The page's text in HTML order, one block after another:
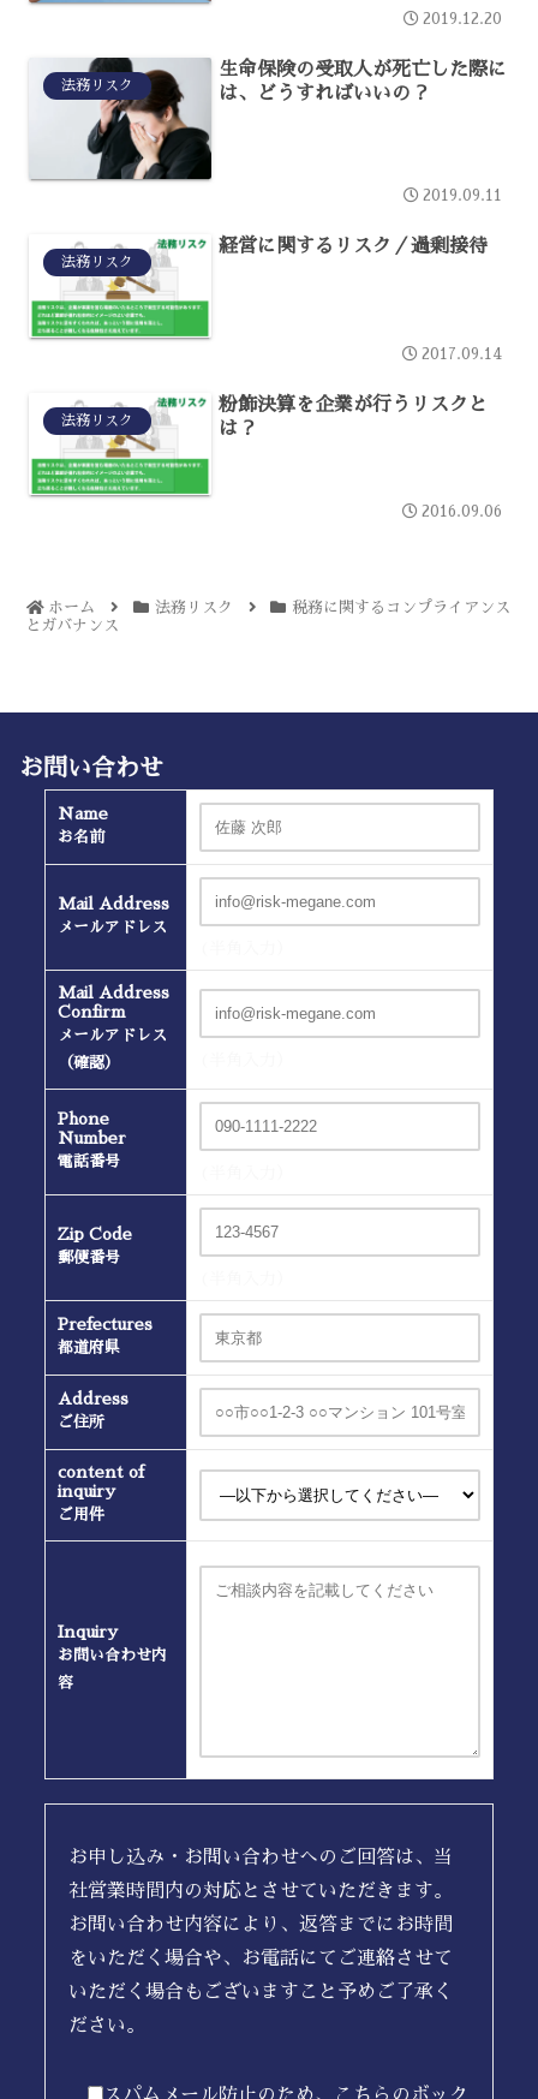
2019.12.20
法務リスク
生命保険の受取人が死亡した際に
は、どうすればいいの？
2019.09.11
法務リスク
経営に関するリスク／過剰接待
2017.09.14
法務リスク
粉飾決算を企業が行うリスクと
は？
2016.09.06
ホーム 法務リスク
税務に関するコンプライアンス
とガバナンス
お問い合わせ
Name
お名前
Mail Address
メールアドレス
Mail Address
Confirm
メールアドレス
（確認）
Phone
Number
電話番号
Zip Code
郵便番号
Prefectures
都道府県
Address
ご住所
content of
inquiry
ご用件
Inquiry
お問い合わせ内
容
お申し込み・お問い合わせへのご回答は、当
社営業時間内の対応とさせていただきます。
お問い合わせ内容により、返答までにお時間
をいただく場合や、お電話にてご連絡させて
いただく場合もございますこと予めご了承く
ださい。